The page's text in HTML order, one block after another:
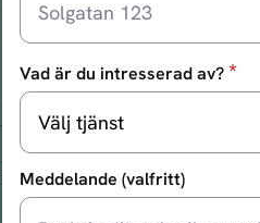
Vad är du intresserad av?*
Meddelande (valfritt)